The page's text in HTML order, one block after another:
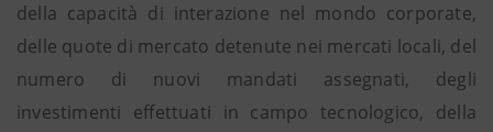
della capacità di interazione nel mondo corporate,
delle quote di mercato detenute nei mercati locali, del
numero di nuovi mandati assegnati, degli
investimenti effettuati in campo tecnologico, della